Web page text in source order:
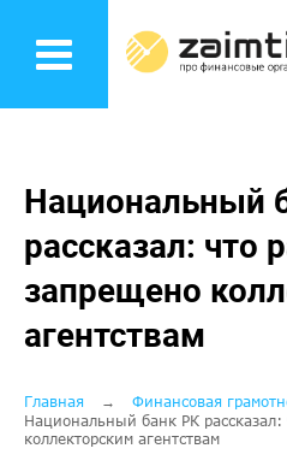
основному
Национальный
рассказал: что
запрещено
агентствам
Строка
навигации
Главная
Финансовая
Национальный банк РК
коллекторским агентствам